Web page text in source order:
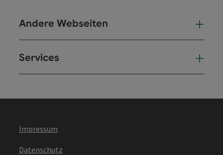
Andere Webseiten
Services
Impressum
Datenschutz